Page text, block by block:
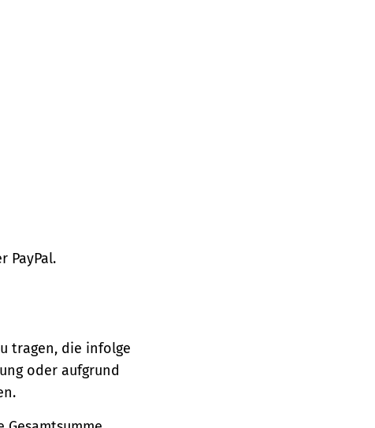
PayPal.
tragen, die infolge
oder aufgrund